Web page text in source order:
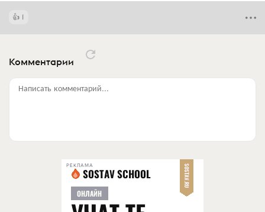
1
Комментарии
Написать комментарий...
РЕКЛАМА